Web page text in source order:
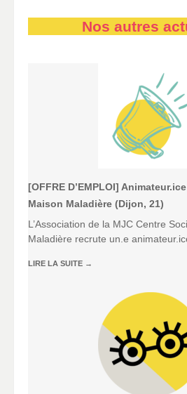
Nos autres
[OFFRE D’EMPLOI]
Maison Maladière (Dijon, 21)
L’Association de la MJC Centre
Maladière recrute un.e
LIRE LA SUITE →